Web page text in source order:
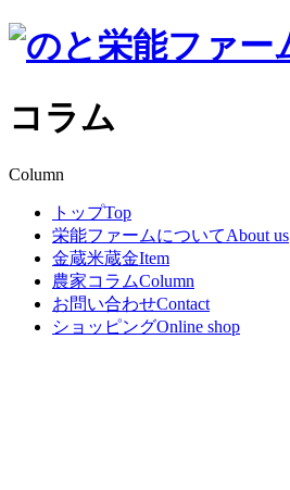
コラム
Column
トップTop
栄能ファームについてAbout us
金蔵米蔵金Item
農家コラムColumn
お問い合わせContact
ショッピングOnline shop